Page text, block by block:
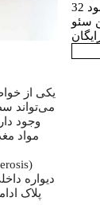
32
سئو
یکی از
می‌تواند
وجود
مواد
دیواره
پلاک